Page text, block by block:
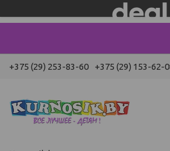
+375 (29) 253-83-60 +375 (29) 153-62-